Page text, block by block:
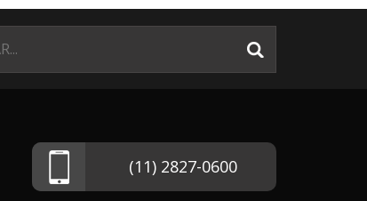
(11) 2827-0600